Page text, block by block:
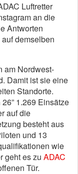
Luftretter
an die
Antworten
demselben
am Nordwest-
Damit ist sie eine
Standorte.
1.269 Einsätze
auf die
besteht aus
und 13
wie
geht es zu ADAC
Tür.